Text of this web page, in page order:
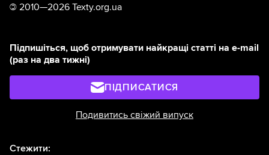
© 2010—2026 Texty.org.ua
Підпишіться, щоб отримувати найкращі статті на e-mail
(раз на два тижні)
ПІДПИСАТИСЯ
Подивитись свіжий випуск
Стежити: